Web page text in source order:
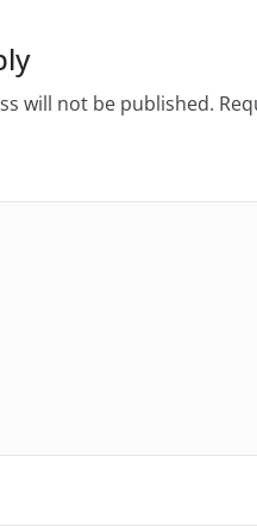
will not be published.